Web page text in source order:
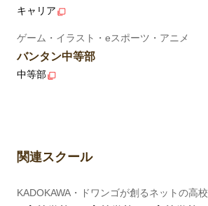
キャリア
ゲーム・イラスト・eスポーツ・アニメ
バンタン中等部
中等部
関連スクール
KADOKAWA・ドワンゴが創るネットの高校